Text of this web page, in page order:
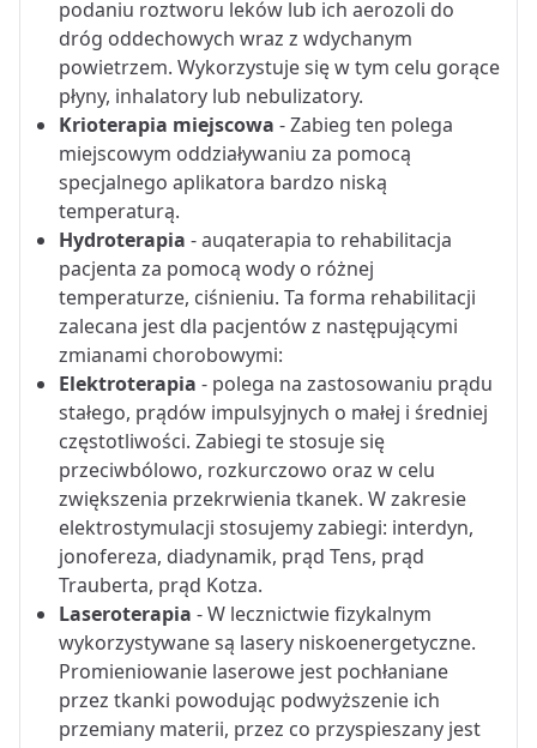
podaniu roztworu leków lub ich aerozoli do
dróg oddechowych wraz z wdychanym
powietrzem. Wykorzystuje się w tym celu gorące
płyny, inhalatory lub nebulizatory.
Krioterapia miejscowa - Zabieg ten polega
miejscowym oddziaływaniu za pomocą
specjalnego aplikatora bardzo niską
temperaturą.
Hydroterapia - auqaterapia to rehabilitacja
pacjenta za pomocą wody o różnej
temperaturze, ciśnieniu. Ta forma rehabilitacji
zalecana jest dla pacjentów z następującymi
zmianami chorobowymi:
Elektroterapia - polega na zastosowaniu prądu
stałego, prądów impulsyjnych o małej i średniej
częstotliwości. Zabiegi te stosuje się
przeciwbólowo, rozkurczowo oraz w celu
zwiększenia przekrwienia tkanek. W zakresie
elektrostymulacji stosujemy zabiegi: interdyn,
jonofereza, diadynamik, prąd Tens, prąd
Trauberta, prąd Kotza.
Laseroterapia - W lecznictwie fizykalnym
wykorzystywane są lasery niskoenergetyczne.
Promieniowanie laserowe jest pochłaniane
przez tkanki powodując podwyższenie ich
przemiany materii, przez co przyspieszany jest